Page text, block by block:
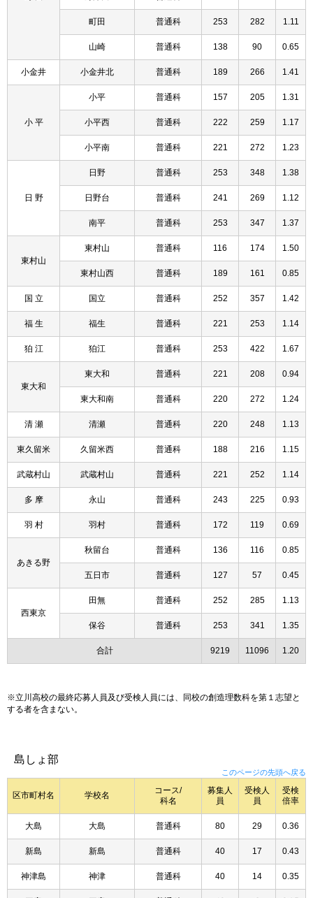
町田 普通科 253 282 1.11
山崎 普通科 138 90 0.65
小金井 小金井北 普通科 189 266 1.41
小 平
小平 普通科 157 205 1.31
小平西 普通科 222 259 1.17
小平南 普通科 221 272 1.23
日 野
日野 普通科 253 348 1.38
日野台 普通科 241 269 1.12
南平 普通科 253 347 1.37
東村山
東村山 普通科 116 174 1.50
東村山西 普通科 189 161 0.85
国 立 国立 普通科 252 357 1.42
福 生 福生 普通科 221 253 1.14
狛 江 狛江 普通科 253 422 1.67
東大和
東大和 普通科 221 208 0.94
東大和南 普通科 220 272 1.24
清 瀬 清瀬 普通科 220 248 1.13
東久留米 久留米西 普通科 188 216 1.15
武蔵村山 武蔵村山 普通科 221 252 1.14
多 摩 永山 普通科 243 225 0.93
羽 村 羽村 普通科 172 119 0.69
あきる野
秋留台 普通科 136 116 0.85
五日市 普通科 127 57 0.45
西東京
田無 普通科 252 285 1.13
保谷 普通科 253 341 1.35
合計 9219 11096 1.20
※立川高校の最終応募人員及び受検人員には、同校の創造理数科を第１志望と
する者を含まない。
島しょ部
このページの先頭へ戻る
区市町村名 学校名
コース/
科名
募集人
員
受検人
員
受検
倍率
大島 大島 普通科 80 29 0.36
新島 新島 普通科 40 17 0.43
神津島 神津 普通科 40 14 0.35